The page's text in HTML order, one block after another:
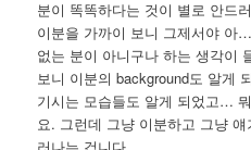
분이 똑똑하다는 것이 별로 안드
이분을 가까이 보니 그제서야 아
없는 분이 아니구나 하는 생각이
보니 이분의 background도 알게
기시는 모습들도 알게 되었고…
요. 그런데 그냥 이분하고 그냥